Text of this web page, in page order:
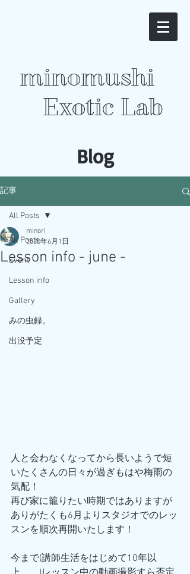
minomushi
Exotic Lab
​Blog
記事
All Posts
Event
Lesson info
Gallery
みの虫録。
出没予定
All Posts
Lesson info - june -
minori
2020年6月1日
人と会わなくなってから長いようで短
いたくさんの日々が過ぎもはや梅雨の
気配！
再び家に籠りたい時期ではありますが
ありがたくも6月よりスタジオでのレッ
スンを順次再開いたします！
今まで(講師生活をはじめて10年以